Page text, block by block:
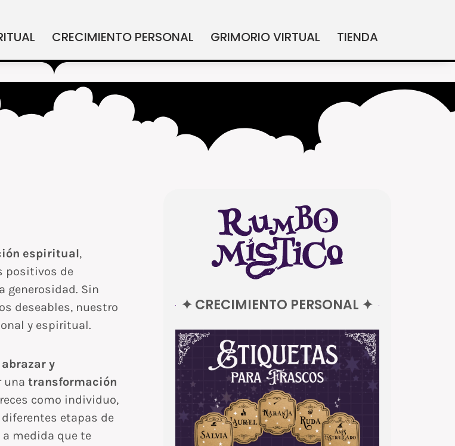
CRECIMIENTO PERSONAL GRIMORIO VIRTUAL TIENDA
espiritual,
positivos de
generosidad. Sin
deseables, nuestro
y espiritual.
abrazar y
una transformación
como individuo,
etapas de
medida que te
✦ CRECIMIENTO PERSONAL ✦